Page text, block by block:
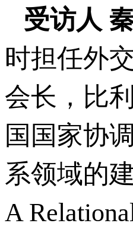
受访人
时担任外
会长，比
国国家协
系领域的
A